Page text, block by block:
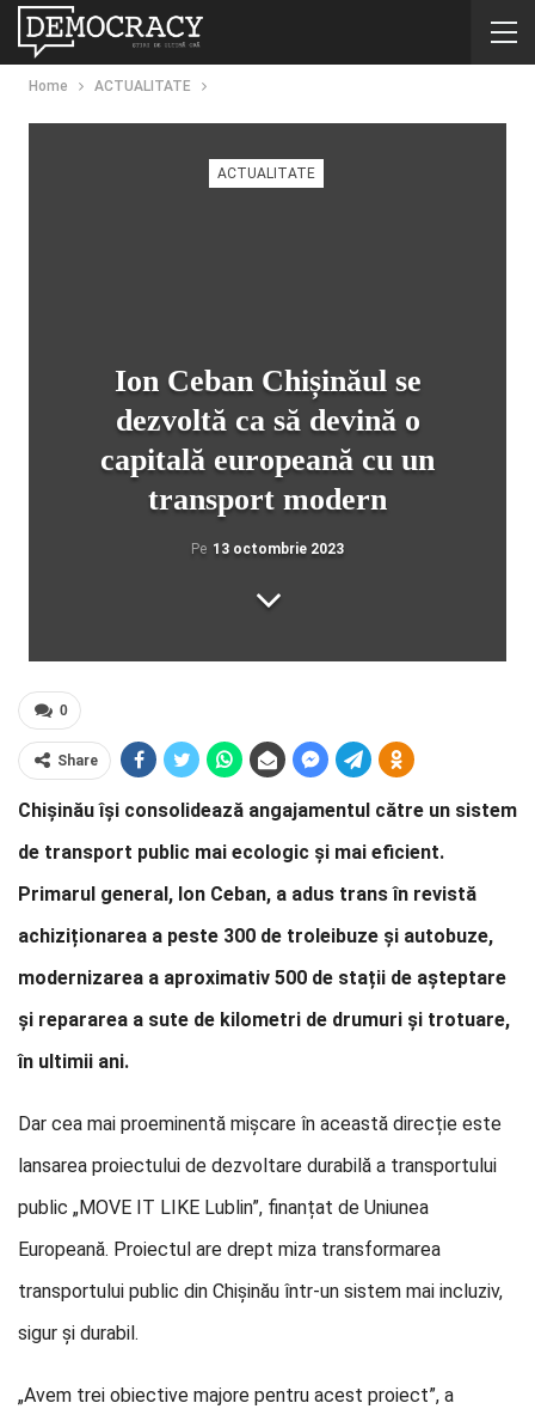
Home ACTUALITATE
ACTUALITATE
Ion Ceban Chișinăul se
dezvoltă ca să devină o
capitală europeană cu un
transport modern
Pe 13 octombrie 2023
0
Share
Chișinău își consolidează angajamentul către un sistem
de transport public mai ecologic și mai eficient.
Primarul general, Ion Ceban, a adus trans în revistă
achiziționarea a peste 300 de troleibuze și autobuze,
modernizarea a aproximativ 500 de stații de așteptare
și repararea a sute de kilometri de drumuri și trotuare,
în ultimii ani.
Dar cea mai proeminentă mișcare în această direcție este
lansarea proiectului de dezvoltare durabilă a transportului
public „MOVE IT LIKE Lublin”, finanțat de Uniunea
Europeană. Proiectul are drept miza transformarea
transportului public din Chișinău într-un sistem mai incluziv,
sigur și durabil.
„Avem trei obiective majore pentru acest proiect”, a